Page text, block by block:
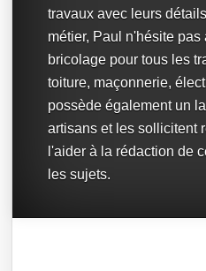
travaux avec leurs
métier, Paul n'hésite
bricolage pour tous les
toiture, maçonnerie,
possède également un
artisans et les sollicitent
l'aider à la rédaction de
les sujets.